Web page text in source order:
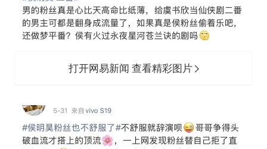
打开网易新闻 查看精彩图片